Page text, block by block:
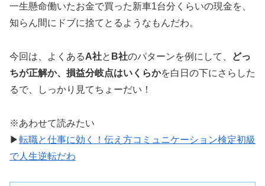
一生懸命働いたお金で買った新車1台分くらいの現金を、
知らん間にドブに捨てとるようなもんだわ。
今回は、よくあるA社と B社のパターンを例にして、
どっ
ちが正解か、損益分岐点はいくらかを白日の下にさらした
るで、しっかり見てちょーだい！
※あわせて読みたい
▶転職と仕事に効く！伝え方コミュニケーション検定初級
で人生逆転だわ